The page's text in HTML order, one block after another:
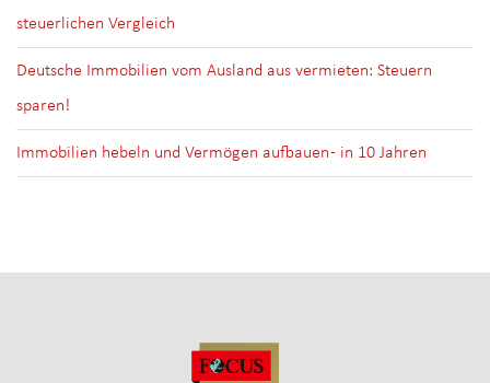
steuerlichen Vergleich
Deutsche Immobilien vom Ausland aus vermieten: Steuern
sparen!
Immobilien hebeln und Vermögen aufbauen - in 10 Jahren